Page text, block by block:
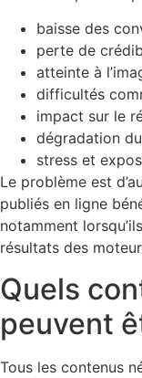
baisse des
perte de
atteinte à
difficultés
impact sur le
dégradation
stress et
Le problème est
publiés en ligne
notamment
résultats des
Quels
peuvent
Tous les contenus